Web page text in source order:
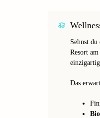
Sehnst
Resort
Das